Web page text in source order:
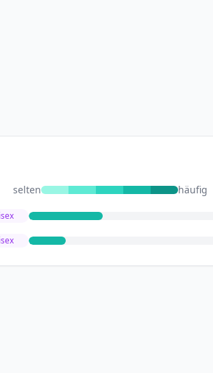
selten häufig